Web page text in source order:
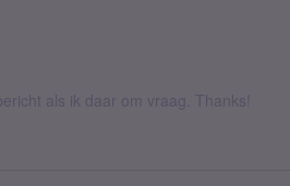
als ik daar om vraag. Thanks!